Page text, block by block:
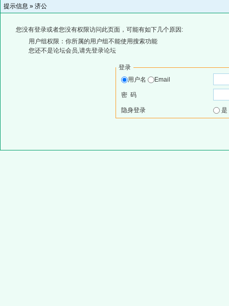
提示信息 » 济公
您没有登录或者您没有权限访问此页面，可能有如下几个原因:
用户组权限：你所属的用户组不能使用搜索功能
您还不是论坛会员,请先登录论坛
登录
用户名
Email
密 码
隐身登录